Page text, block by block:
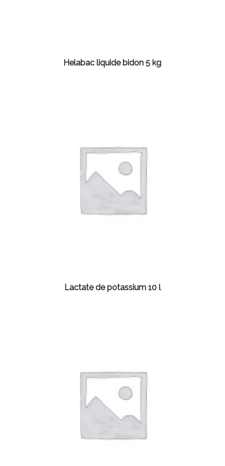
Helabac liquide bidon 5 kg
Lactate de potassium 10 l